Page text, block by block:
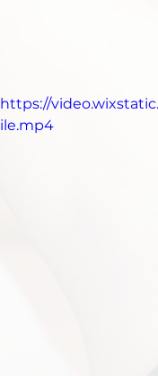
https://
ile.mp4